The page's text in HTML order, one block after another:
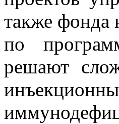
также фонда
по
решают